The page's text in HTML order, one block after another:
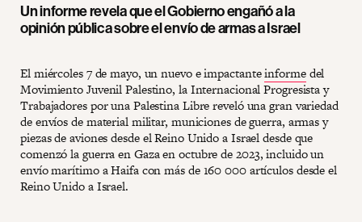
Un informe revela que el Gobierno engañó a la
opinión pública sobre el envío de armas a Israel
El miércoles 7 de mayo, un nuevo e impactanteinformedel
Movimiento Juvenil Palestino, la Internacional Progresista y
Trabajadores por una Palestina Libre reveló una gran variedad
de envíos de material militar, municiones de guerra, armas y
piezas de aviones desde el Reino Unido a Israel desde que
comenzó la guerra en Gaza en octubre de 2023, incluido un
envío marítimo a Haifa con más de 160 000 artículos desde el
Reino Unido a Israel.